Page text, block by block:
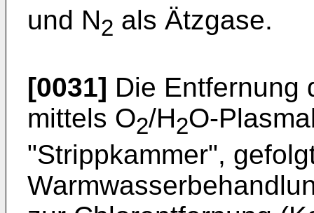
und N2 als Ätzgase.
[0031] Die Entfernung
mittels O2/H2O-
"Strippkammer",